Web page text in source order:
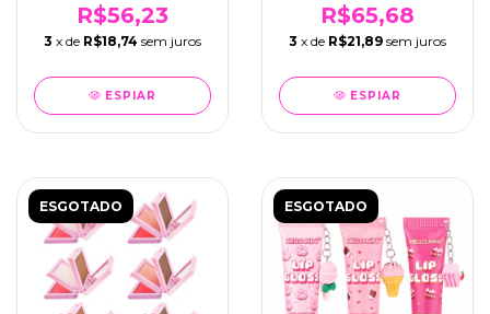
R$56,23
3 x de R$18,74 sem juros
ESPIAR
(X070)
R$65,68
3 x de R$21,89 sem juros
ESPIAR
ESGOTADO ESGOTADO